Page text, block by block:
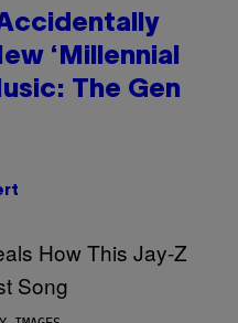
‘Millennial
The Gen